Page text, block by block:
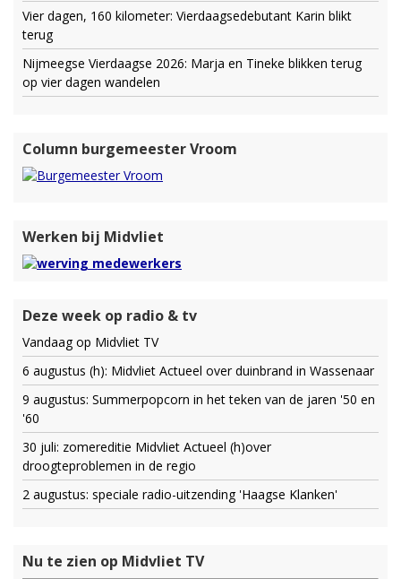
Vier dagen, 160 kilometer: Vierdaagsedebutant Karin blikt
terug
Nijmeegse Vierdaagse 2026: Marja en Tineke blikken terug
op vier dagen wandelen
Column burgemeester Vroom
Werken bij Midvliet
Deze week op radio & tv
Vandaag op Midvliet TV
6 augustus (h): Midvliet Actueel over duinbrand in Wassenaar
9 augustus: Summerpopcorn in het teken van de jaren '50 en
'60
30 juli: zomereditie Midvliet Actueel (h)over
droogteproblemen in de regio
2 augustus: speciale radio-uitzending 'Haagse Klanken'
Nu te zien op Midvliet TV